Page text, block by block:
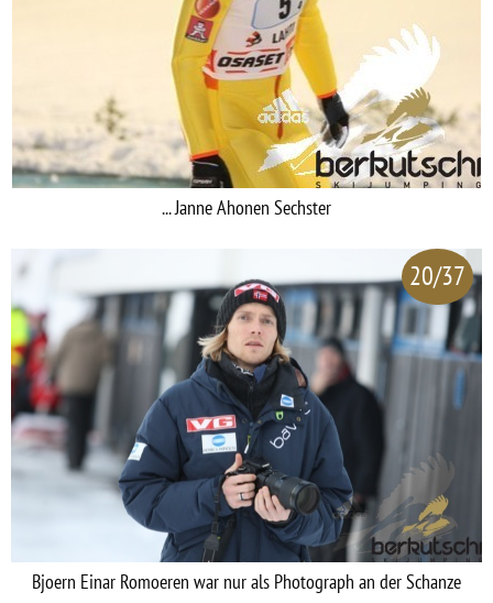
... Janne Ahonen Sechster
20/37
Bjoern Einar Romoeren war nur als Photograph an der Schanze